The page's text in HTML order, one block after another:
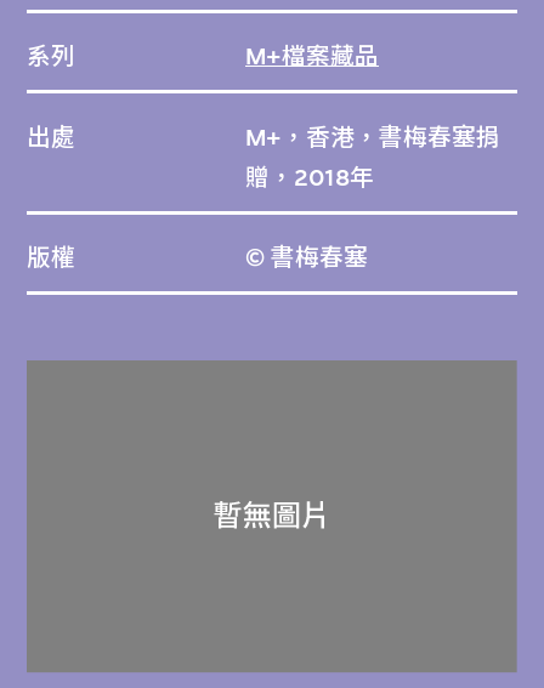
系列 M+檔案藏品
出處
M+，香港，書梅春塞捐
贈，2018年
版權 © 書梅春塞